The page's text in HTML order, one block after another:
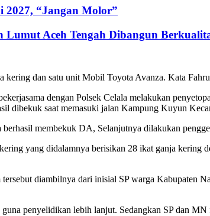
2027, “Jangan Molor”
Aceh Tengah Dibangun
dan satu unit Mobil Toyota Avanza. Kata
dengan Polsek Celala melakukan
dibekuk saat memasuki jalan Kampung Kuyun
membekuk DA, Selanjutnya dilakukan
yang didalamnya berisikan 28 ikat ganja
diambilnya dari inisial SP warga Kabupaten
penyelidikan lebih lanjut. Sedangkan SP dan